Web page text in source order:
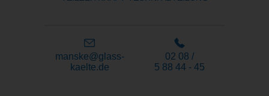
manske@glass-
kaelte.de
02 08 /
5 88 44 - 45